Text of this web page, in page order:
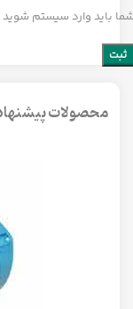
باید وارد سیستم شوید
محصولات